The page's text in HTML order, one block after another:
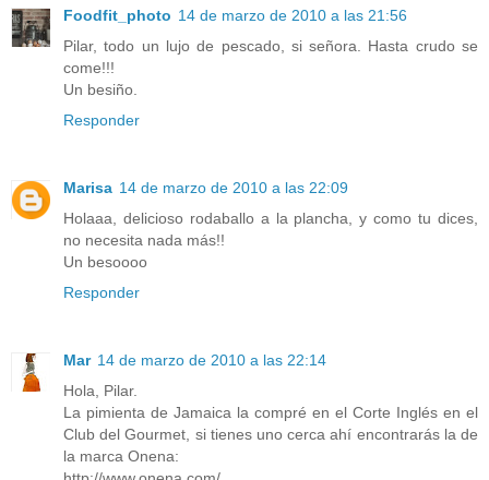
Foodfit_photo 14 de marzo de 2010 a las 21:56
Pilar, todo un lujo de pescado, si señora. Hasta crudo se
come!!!
Un besiño.
Responder
Marisa 14 de marzo de 2010 a las 22:09
Holaaa, delicioso rodaballo a la plancha, y como tu dices,
no necesita nada más!!
Un besoooo
Responder
Mar 14 de marzo de 2010 a las 22:14
Hola, Pilar.
La pimienta de Jamaica la compré en el Corte Inglés en el
Club del Gourmet, si tienes uno cerca ahí encontrarás la de
la marca Onena: